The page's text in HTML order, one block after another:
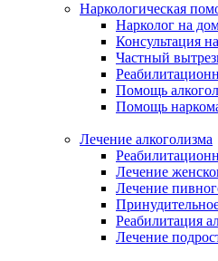
Наркологическая
Нарколог на
Консультация
Частный
Помощь
Помощь
Лечение алкоголизма
Лечение
Лечение
Реабилитация
Лечение